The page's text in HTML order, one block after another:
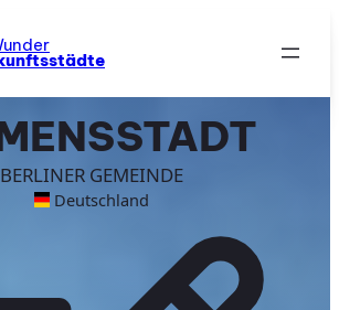
BERLINER GEMEINDE
Deutschland